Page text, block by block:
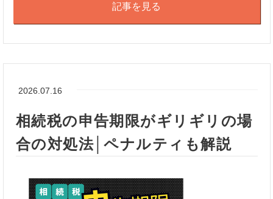
記事を見る
2026.07.16
相続税の申告期限がギリギリの場
合の対処法│ペナルティも解説